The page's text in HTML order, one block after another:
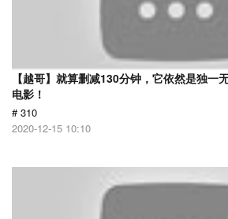
【越哥】就算删减130分钟，它依然是独一
电影！
# 310
2020-12-15 10:10